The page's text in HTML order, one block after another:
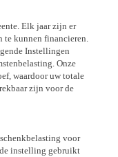
Elk jaar zijn er
kunnen financieren.
Instellingen
Onze
waardoor uw totale
zijn voor de
voor
instelling gebruikt